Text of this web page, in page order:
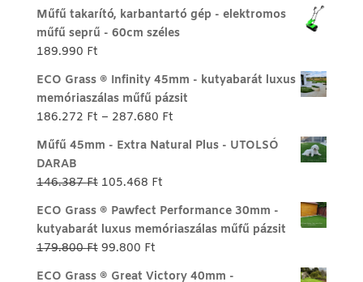
Műfű takarító, karbantartó gép - elektromos
műfű seprű - 60cm széles
189.990 Ft
ECO Grass ® Infinity 45mm - kutyabarát luxus
memóriaszálas műfű pázsit
186.272 Ft – 287.680 FtÁrtartomány:
-
Műfű 45mm - Extra Natural Plus - UTOLSÓ
DARAB
146.387Ft Original
was:
146.387 Ft.
105.468 FtCurrent
is:
105.468 Ft.
ECO Grass ® Pawfect Performance 30mm -
kutyabarát luxus memóriaszálas műfű pázsit
179.800Ft Original
99.800 FtCurrent
ECO Grass ® Great Victory 40mm -